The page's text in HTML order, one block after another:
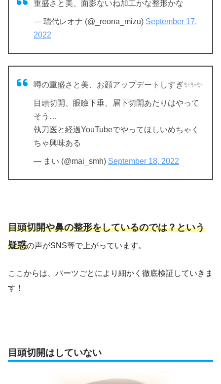
重盛さと美、面影ないね加工かな整形かな
— 瑞代レオナ (@_reona_mizu) September 17,
2022
噂の重盛さと美、お顔アップデートしすぎ✨✨✨
目頭切開、眼瞼下垂、眉下切開あたりはやって
そう…
執刀医と経過YouTubeでやってほしいめちゃく
ちゃ興味ある
— まい (@mai_smh) September 18, 2022
目頭切開や鼻の整形をしているのでは？という
疑惑の声がSNS等で上がっています。
ここからは、パーツごとにより細かく徹底検証していきま
す！
目頭切開はしていない